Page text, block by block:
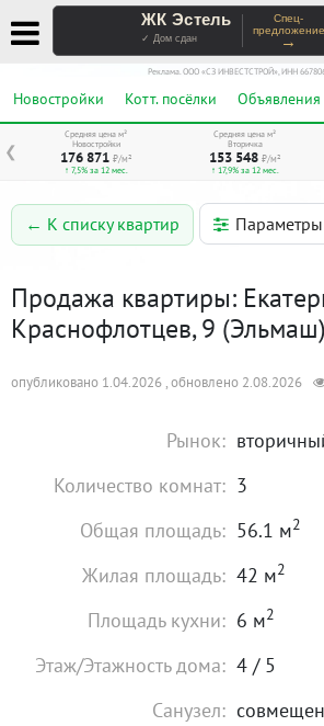
ЖК Эстель
✓ Дом сдан
Спец-
предложение
→
Реклама. ООО «СЗ ИНВЕСТСТРОЙ», ИНН
Новостройки Котт. посёлки Объявления
❮
Средняя цена м²
Новостройки
176 871 ₽/м²
↑ 7,5% за 12 мес.
Средняя цена м²
Вторичка
153 548 ₽/м²
↑ 17,9% за 12 мес.
← К списку квартир Параметры
Продажа квартиры:
Краснофлотцев, 9 (Эльмаш)
опубликовано 1.04.2026 , обновлено 2.08.2026
Рынок:
Количество комнат: 3
Общая площадь: 56.1 м2
Жилая площадь: 42 м2
Площадь кухни: 6 м2
Этаж/Этажность дома: 4 / 5
Санузел: